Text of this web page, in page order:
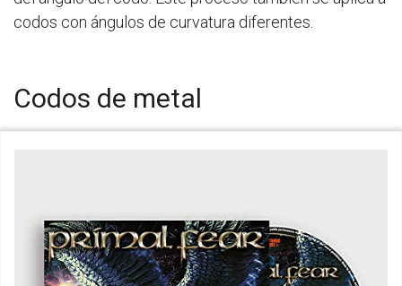
codos con ángulos de curvatura diferentes.
Codos de metal